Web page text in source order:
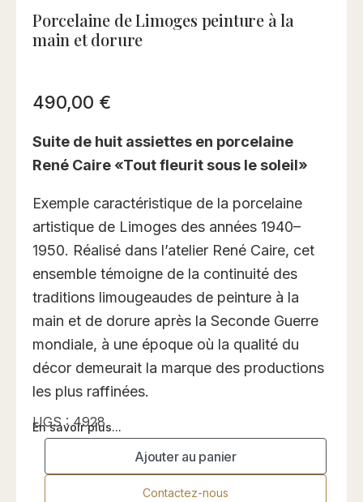
Рorcelaine de Limoges peinture à la
main et dorure
490,00 €
Suite de huit assiettes en porcelaine
René Caire «Tout fleurit sous le soleil»
Exemple caractéristique de la porcelaine
artistique de Limoges des années 1940–
1950. Réalisé dans l’atelier René Caire, cet
ensemble témoigne de la continuité des
traditions limougeaudes de peinture à la
main et de dorure après la Seconde Guerre
mondiale, à une époque où la qualité du
décor demeurait la marque des productions
les plus raffinées.
En savoir plus...
UGS :4928
Ajouter au panier
Contactez-nous